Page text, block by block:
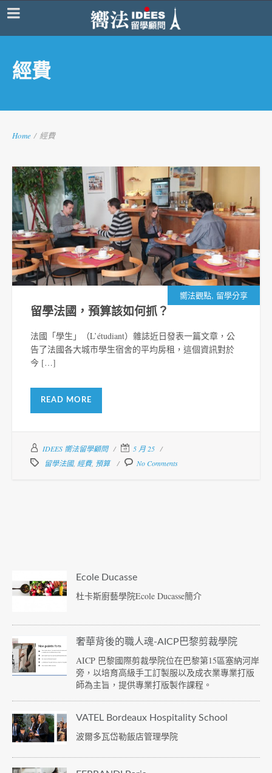
經費
Home / 經費
嚮法觀點, 留學分享
留學法國，預算該如何抓？
法國「學生」（L’étudiant）雜誌近日發表一篇文章，公
告了法國各大城市學生宿舍的平均房租，這個資訊對於
今 […]
READ MORE
IDEES 嚮法留學顧問
5 月 25
留學法國, 經費, 預算 No Comments
Ecole Ducasse
杜卡斯廚藝學院Ecole Ducasse簡介
奢華背後的職人魂-AICP巴黎剪裁學院
AICP 巴黎國際剪裁學院位在巴黎第15區塞納河岸
旁，以培育高級手工訂製服以及成衣業專業打版
師為主旨，提供專業打版製作課程。
VATEL Bordeaux Hospitality School
波爾多瓦岱勒飯店管理學院